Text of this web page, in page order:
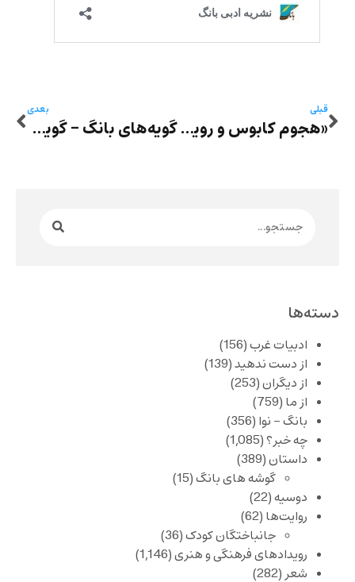
قبلی
«هجوم کابوس و رویای بیداری»، پانزده جستار دیگر از بهروز شیدا در نشر باران
بعدی
گویه‌های بانگ – گویۀ سوم: شعری از علی عرفانی
دسته‌ها
ادبیات غرب(156)
از دست ندهید(139)
از دیگران(253)
از ما (759)
بانگ – نوا (356)
چه خبر؟(1,085)
داستان(389)
گوشه های بانگ(15)
دوسیه(22)
روایت‌ها (62)
جانباختگان کودک(36)
رویدادهای فرهنگی و هنری(1,146)
شعر(282)